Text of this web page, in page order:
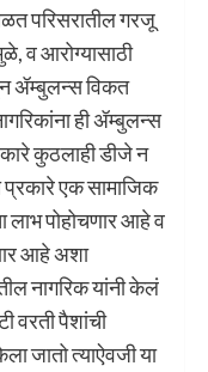
परिसरातील गरजू
व आरोग्यासाठी
ॲम्बुलन्स विकत
ही ॲम्बुलन्स
कुठलाही डीजे न
प्रकारे एक सामाजिक
लाभ पोहोचणार आहे व
आहे अशा
नागरिक यांनी केलं
वरती पैशांची
जातो त्याऐवजी या